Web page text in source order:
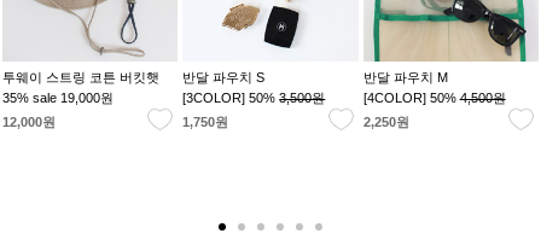
투웨이 스트링 코튼 버킷햇
35% sale 19,000원
12,000원
반달 파우치 S
[3COLOR] 50%3,500원
1,750원
반달 파우치 M
[4COLOR] 50%4,500원
2,250원